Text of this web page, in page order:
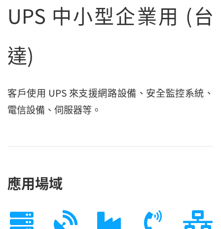
UPS 中小型企業用 (台
達)
客戶使用 UPS 來支援網路設備、安全監控系統、
電信設備、伺服器等。
應用場域